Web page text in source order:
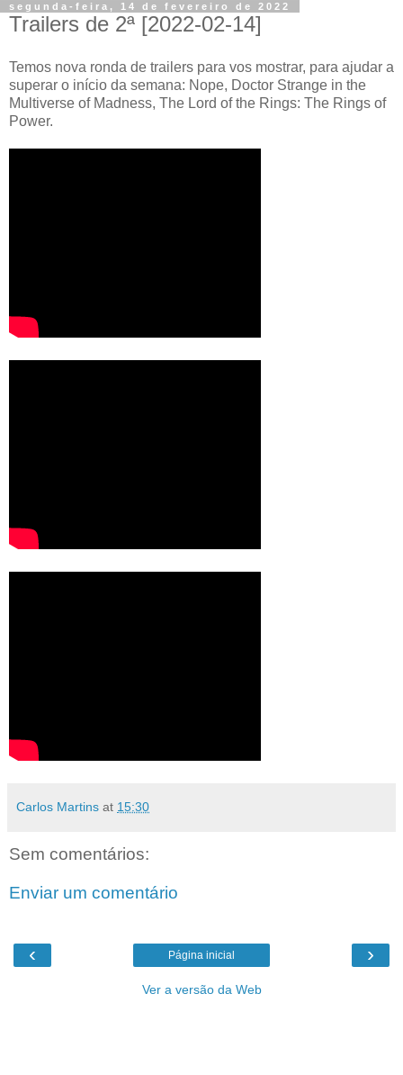
segunda-feira, 14 de fevereiro de 2022
Trailers de 2ª [2022-02-14]
Temos nova ronda de trailers para vos mostrar, para ajudar a
superar o início da semana: Nope, Doctor Strange in the
Multiverse of Madness, The Lord of the Rings: The Rings of
Power.
Carlos Martins at 15:30
Sem comentários:
Enviar um comentário
‹ ›
Página inicial
Ver a versão da Web